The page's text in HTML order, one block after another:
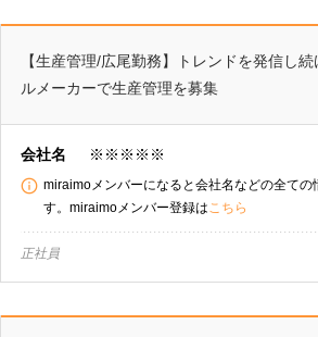
【生産管理/広尾勤務】トレンドを発信し
ルメーカーで生産管理を募集
会社名 ※※※※※
miraimoメンバーになると会社名などの全ての
す。miraimoメンバー登録はこちら
正社員